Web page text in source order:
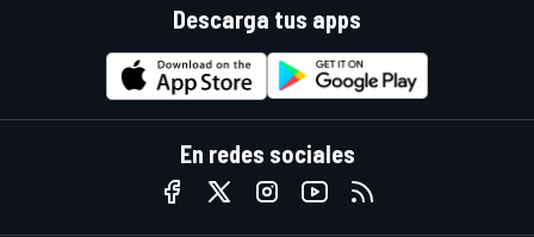
Descarga tus apps
En redes sociales